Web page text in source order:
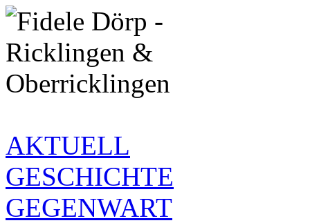
AKTUELL
GESCHICHTE
GEGENWART